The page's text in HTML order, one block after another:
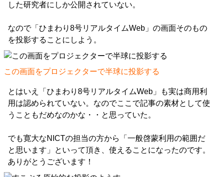
した研究者にしか公開されていない。
なので「ひまわり8号リアルタイムWeb」の画面そのもの
を投影することにしよう。
この画面をプロジェクターで半球に投影する
とはいえ「ひまわり8号リアルタイムWeb」も実は商用利
用は認められていない。なのでここで記事の素材として使
うこともだめなのかな・・と思っていた。
でも寛大なNICTの担当の方から「一般啓蒙利用の範囲だ
と思います」といって頂き、使えることになったのです。
ありがとうございます！